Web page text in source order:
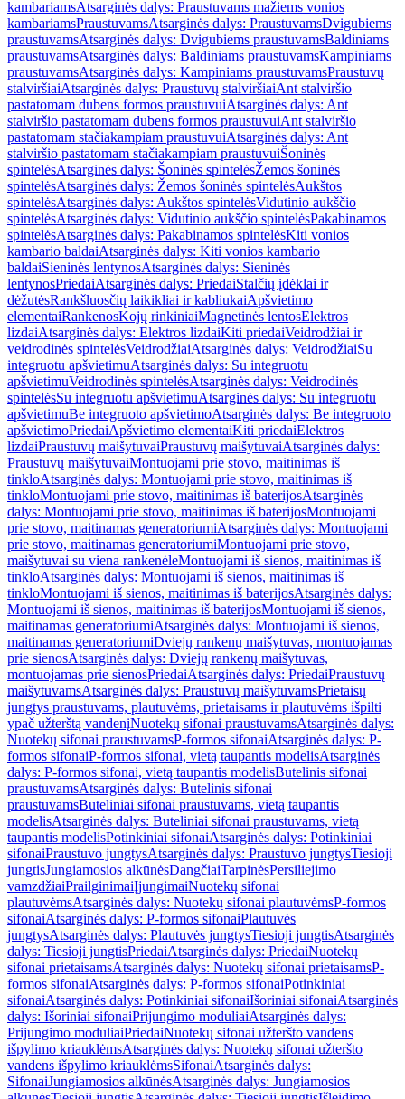
kambariamsAtsarginės dalys: Praustuvams mažiems vonios
kambariamsPraustuvamsAtsarginės dalys: PraustuvamsDvigubiems
praustuvamsAtsarginės dalys: Dvigubiems praustuvamsBaldiniams
praustuvamsAtsarginės dalys: Baldiniams praustuvamsKampiniams
praustuvamsAtsarginės dalys: Kampiniams praustuvamsPraustuvų
stalviršiaiAtsarginės dalys: Praustuvų stalviršiaiAnt stalviršio
pastatomam dubens formos praustuvuiAtsarginės dalys: Ant
stalviršio pastatomam dubens formos praustuvuiAnt stalviršio
pastatomam stačiakampiam praustuvuiAtsarginės dalys: Ant
stalviršio pastatomam stačiakampiam praustuvuiŠoninės
spintelėsAtsarginės dalys: Šoninės spintelėsŽemos šoninės
spintelėsAtsarginės dalys: Žemos šoninės spintelėsAukštos
spintelėsAtsarginės dalys: Aukštos spintelėsVidutinio aukščio
spintelėsAtsarginės dalys: Vidutinio aukščio spintelėsPakabinamos
spintelėsAtsarginės dalys: Pakabinamos spintelėsKiti vonios
kambario baldaiAtsarginės dalys: Kiti vonios kambario
baldaiSieninės lentynosAtsarginės dalys: Sieninės
lentynosPriedaiAtsarginės dalys: PriedaiStalčių įdėklai ir
dėžutėsRankšluosčių laikikliai ir kabliukaiApšvietimo
elementaiRankenosKojų rinkiniaiMagnetinės lentosElektros
lizdaiAtsarginės dalys: Elektros lizdaiKiti priedaiVeidrodžiai ir
veidrodinės spintelėsVeidrodžiaiAtsarginės dalys: VeidrodžiaiSu
integruotu apšvietimuAtsarginės dalys: Su integruotu
apšvietimuVeidrodinės spintelėsAtsarginės dalys: Veidrodinės
spintelėsSu integruotu apšvietimuAtsarginės dalys: Su integruotu
apšvietimuBe integruoto apšvietimoAtsarginės dalys: Be integruoto
apšvietimoPriedaiApšvietimo elementaiKiti priedaiElektros
lizdaiPraustuvų maišytuvaiPraustuvų maišytuvaiAtsarginės dalys:
Praustuvų maišytuvaiMontuojami prie stovo, maitinimas iš
tinkloAtsarginės dalys: Montuojami prie stovo, maitinimas iš
tinkloMontuojami prie stovo, maitinimas iš baterijosAtsarginės
dalys: Montuojami prie stovo, maitinimas iš baterijosMontuojami
prie stovo, maitinamas generatoriumiAtsarginės dalys: Montuojami
prie stovo, maitinamas generatoriumiMontuojami prie stovo,
maišytuvai su viena rankenėleMontuojami iš sienos, maitinimas iš
tinkloAtsarginės dalys: Montuojami iš sienos, maitinimas iš
tinkloMontuojami iš sienos, maitinimas iš baterijosAtsarginės dalys:
Montuojami iš sienos, maitinimas iš baterijosMontuojami iš sienos,
maitinamas generatoriumiAtsarginės dalys: Montuojami iš sienos,
maitinamas generatoriumiDviejų rankenų maišytuvas, montuojamas
prie sienosAtsarginės dalys: Dviejų rankenų maišytuvas,
montuojamas prie sienosPriedaiAtsarginės dalys: PriedaiPraustuvų
maišytuvamsAtsarginės dalys: Praustuvų maišytuvamsPrietaisų
jungtys praustuvams, plautuvėms, prietaisams ir plautuvėms išpilti
ypač užterštą vandenįNuotekų sifonai praustuvamsAtsarginės dalys:
Nuotekų sifonai praustuvamsP-formos sifonaiAtsarginės dalys: P-
formos sifonaiP-formos sifonai, vietą taupantis modelisAtsarginės
dalys: P-formos sifonai, vietą taupantis modelisButelinis sifonai
praustuvamsAtsarginės dalys: Butelinis sifonai
praustuvamsButeliniai sifonai praustuvams, vietą taupantis
modelisAtsarginės dalys: Buteliniai sifonai praustuvams, vietą
taupantis modelisPotinkiniai sifonaiAtsarginės dalys: Potinkiniai
sifonaiPraustuvo jungtysAtsarginės dalys: Praustuvo jungtysTiesioji
jungtisJungiamosios alkūnėsDangčiaiTarpinėsPersiliejimo
vamzdžiaiPrailginimaiĮjungimaiNuotekų sifonai
plautuvėmsAtsarginės dalys: Nuotekų sifonai plautuvėmsP-formos
sifonaiAtsarginės dalys: P-formos sifonaiPlautuvės
jungtysAtsarginės dalys: Plautuvės jungtysTiesioji jungtisAtsarginės
dalys: Tiesioji jungtisPriedaiAtsarginės dalys: PriedaiNuotekų
sifonai prietaisamsAtsarginės dalys: Nuotekų sifonai prietaisamsP-
formos sifonaiAtsarginės dalys: P-formos sifonaiPotinkiniai
sifonaiAtsarginės dalys: Potinkiniai sifonaiIšoriniai sifonaiAtsarginės
dalys: Išoriniai sifonaiPrijungimo moduliaiAtsarginės dalys:
Prijungimo moduliaiPriedaiNuotekų sifonai užteršto vandens
išpylimo kriauklėmsAtsarginės dalys: Nuotekų sifonai užteršto
vandens išpylimo kriauklėmsSifonaiAtsarginės dalys:
SifonaiJungiamosios alkūnėsAtsarginės dalys: Jungiamosios